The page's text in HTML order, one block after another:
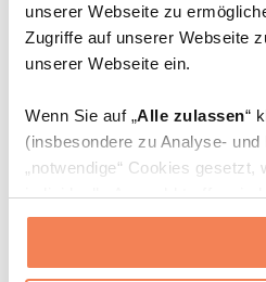
unserer Webseite zu
Zugriffe auf unserer Webseite
unserer Webseite ein.
Wenn Sie auf „Alle zulassen“
(insbesondere zu Analyse-
„notwendige“ Cookies
individuelle Auswahl treffen,
erlauben“ klicken.
Weitere Informationen über die
Taschen & Rucksäcke
Essenstaschen und Meal-
Sporttaschen
Zubehör nach Aktivität
Laufen
Kampfsport
Yoga & Pilates
Wandern